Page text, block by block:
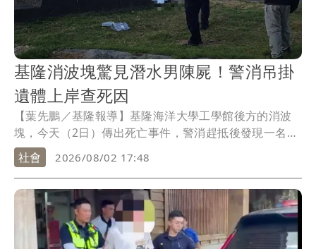
基隆消波塊驚見潛水男陳屍！警消吊掛
遺體上岸查死因
【葉先鵬／基隆報導】基隆海洋大學工學館後方的消波
塊，今天（2日）傳出死亡事件，警消趕抵後發現一名60
多歲江姓男子已明顯死亡，詳細事發原因還有待進一步
釐清。
社會 2026/08/02 17:48